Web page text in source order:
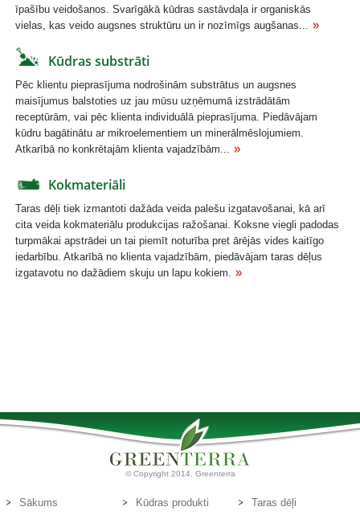
īpašību veidošanos. Svarīgākā kūdras sastāvdaļa ir organiskās
vielas, kas veido augsnes struktūru un ir nozīmīgs augšanas...
Kūdras substrāti
Pēc klientu pieprasījuma nodrošinām substrātus un augsnes
maisījumus balstoties uz jau mūsu uzņēmumā izstrādātām
receptūrām, vai pēc klienta individuālā pieprasījuma. Piedāvājam
kūdru bagātinātu ar mikroelementiem un minerālmēslojumiem.
Atkarībā no konkrētajām klienta vajadzībām...
Kokmateriāli
Taras dēļi tiek izmantoti dažāda veida palešu izgatavošanai, kā arī
cita veida kokmateriālu produkcijas ražošanai. Koksne viegli padodas
turpmākai apstrādei un tai piemīt noturība pret ārējās vides kaitīgo
iedarbību. Atkarībā no klienta vajadzībām, piedāvājam taras dēļus
izgatavotu no dažādiem skuju un lapu kokiem.
© Copyright 2014. Greenterra
Sākums Kūdras produkti
Taras dēļi